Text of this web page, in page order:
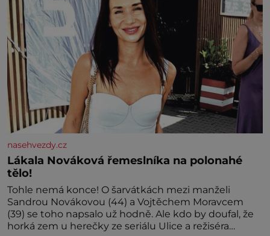
nasehvezdy.cz
Lákala Nováková řemeslníka na polonahé
tělo!
Tohle nemá konce! O šarvátkách mezi manželi
Sandrou Novákovou (44) a Vojtěchem Moravcem
(39) se toho napsalo už hodně. Ale kdo by doufal, že
horká zem u herečky ze seriálu Ulice a režiséra